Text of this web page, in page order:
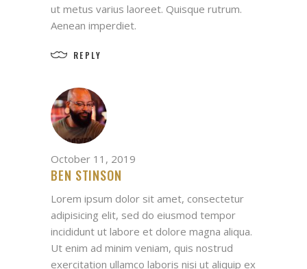
ut metus varius laoreet. Quisque rutrum.
Aenean imperdiet.
REPLY
October 11, 2019
BEN STINSON
Lorem ipsum dolor sit amet, consectetur
adipisicing elit, sed do eiusmod tempor
incididunt ut labore et dolore magna aliqua.
Ut enim ad minim veniam, quis nostrud
exercitation ullamco laboris nisi ut aliquip ex